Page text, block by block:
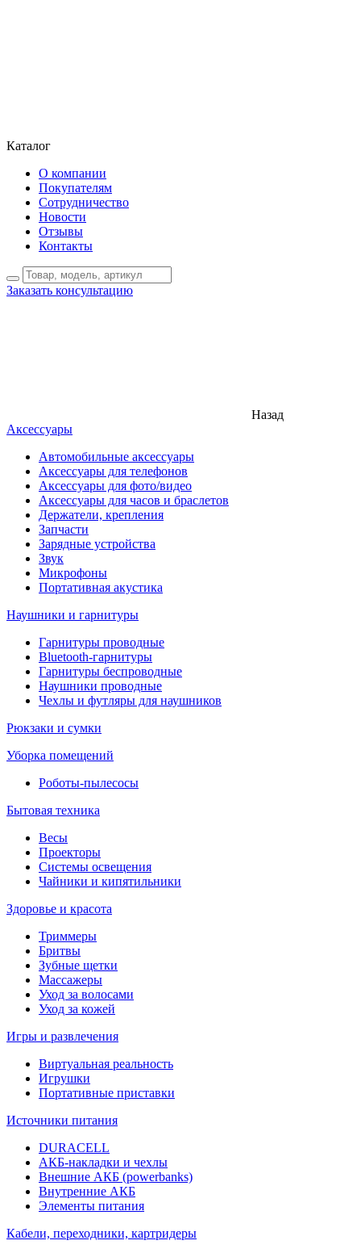
Каталог
О компании
Покупателям
Сотрудничество
Новости
Отзывы
Контакты
Заказать консультацию
Назад
Аксессуары
Автомобильные аксессуары
Аксессуары для телефонов
Аксессуары для фото/видео
Аксессуары для часов и браслетов
Держатели, крепления
Запчасти
Зарядные устройства
Звук
Микрофоны
Портативная акустика
Наушники и гарнитуры
Гарнитуры проводные
Bluetooth-гарнитуры
Гарнитуры беспроводные
Наушники проводные
Чехлы и футляры для наушников
Рюкзаки и сумки
Уборка помещений
Роботы-пылесосы
Бытовая техника
Весы
Проекторы
Системы освещения
Чайники и кипятильники
Здоровье и красота
Триммеры
Бритвы
Зубные щетки
Массажеры
Уход за волосами
Уход за кожей
Игры и развлечения
Виртуальная реальность
Игрушки
Портативные приставки
Источники питания
DURACELL
АКБ-накладки и чехлы
Внешние АКБ (powerbanks)
Внутренние АКБ
Элементы питания
Кабели, переходники, картридеры